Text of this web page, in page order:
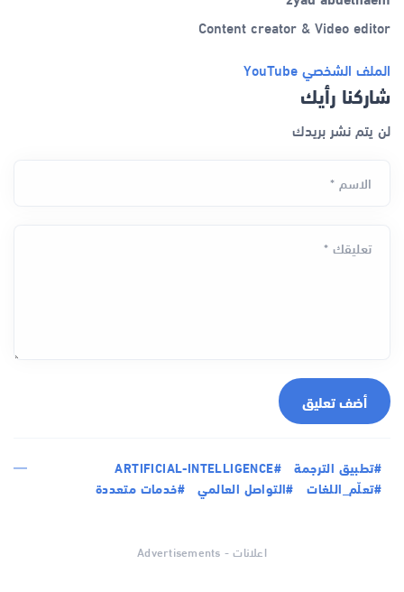
Content creator & Video editor
الملف الشخصي YouTube
شاركنا رأيك
لن يتم نشر بريدك
الاسم *
تعليقك *
أضف تعليق
#تطبيق الترجمة
#ARTIFICIAL-INTELLIGENCE
#تعلّم_اللغات
#التواصل العالمي #خدمات متعددة
اعلانات - Advertisements